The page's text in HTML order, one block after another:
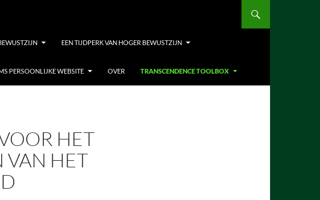
EEN TIJDPERK VAN HOGER BEWUSTZIJN
PERSOONLIJKE WEBSITE OVER TRANSCENDENCE TOOLBOX
HET
VAN HET